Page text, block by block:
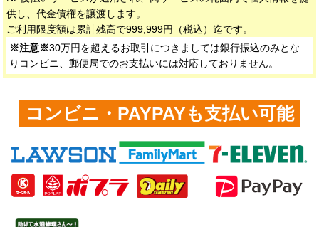
供し、代金債権を譲渡します。
ご利用限度額は累計残高で999,999円（税込）迄です。
※注意※30万円を超えるお取引につきましては銀行振込のみとな
りコンビニ、郵便局でのお支払いには対応しておりません。
コンビニ・PAYPAYも支払い可能